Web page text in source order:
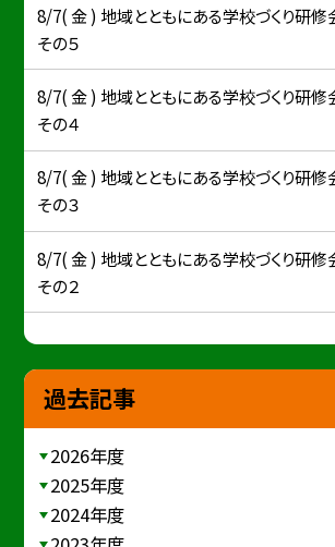
8/7( 金 ) 地域とともにある学校づくり研修
その５
8/7( 金 ) 地域とともにある学校づくり研修
その４
8/7( 金 ) 地域とともにある学校づくり研修
その３
8/7( 金 ) 地域とともにある学校づくり研修
その２
過去記事
2026年度
2025年度
2024年度